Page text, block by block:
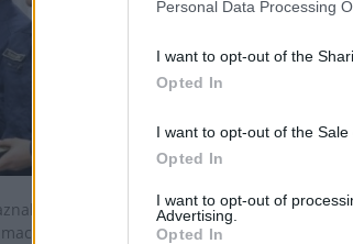
Personal Data Processing
I want to opt-out of the
Opted In
I want to opt-out of the Sale
Opted In
I want to opt-out of
Advertising.
Opted In
Macedóniába és
görög, illetve a